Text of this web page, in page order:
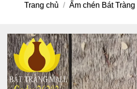
Trang chủ / Ấm chén Bát Tràng